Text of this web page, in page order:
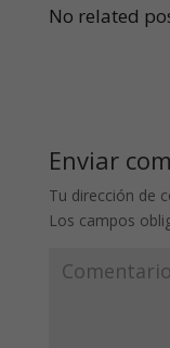
No related
Enviar
Tu dirección de
Los campos